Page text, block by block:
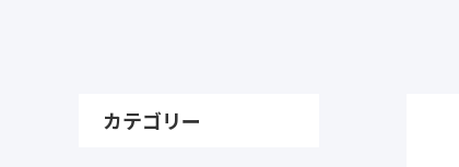
カテゴリー